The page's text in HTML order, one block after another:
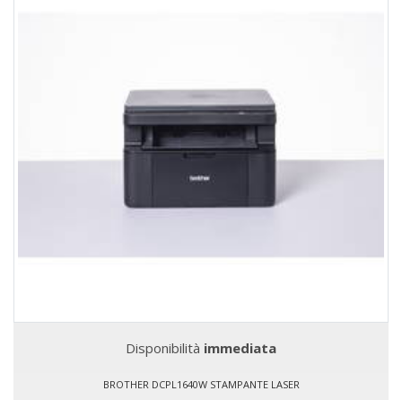
Disponibilità immediata
BROTHER DCPL1640W STAMPANTE LASER